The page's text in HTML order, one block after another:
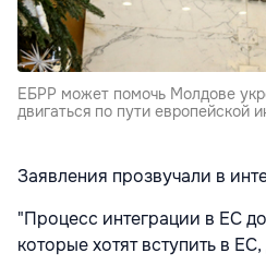
ЕБРР может помочь Молдове
двигаться по пути европейской
Заявления прозвучали в
"Процесс интеграции в ЕС
которые хотят вступить в